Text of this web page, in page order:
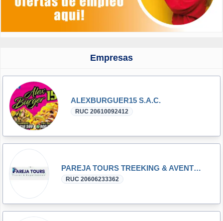
Empresas
ALEXBURGUER15 S.A.C.
RUC 20610092412
PAREJA TOURS TREEKING & AVENTURA E.I.R.L.
RUC 20606233362